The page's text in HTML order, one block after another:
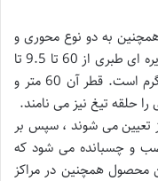
60 و 90 است که همچنین به دو نوع محوری و
سوزنی تقسیم می شوند. وزن سیم خاردار دایره ای طبری از 60 تا 9.5 تا
10 کیلوگرم و قطر 90 آن از 9 تا 9.5 کیلوگرم است. قطر آن 60 متر و
تعیین می شوند ، سپس بر
و چسبانده می شود که
محصول همچنین در مراکز